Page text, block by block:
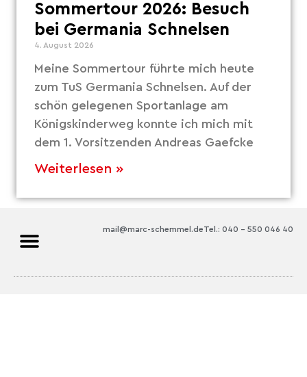
Sommertour 2026: Besuch
bei Germania Schnelsen
4. August 2026
Meine Sommertour führte mich heute
zum TuS Germania Schnelsen. Auf der
schön gelegenen Sportanlage am
Königskinderweg konnte ich mich mit
dem 1. Vorsitzenden Andreas Gaefcke
Weiterlesen »
Tel.: 040 – 550 046 40
mail@marc-schemmel.de